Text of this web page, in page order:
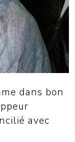
dans bon
avec